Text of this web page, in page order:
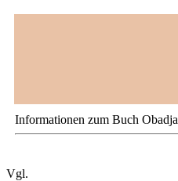
Informationen zum Buch Obadja
Vgl.